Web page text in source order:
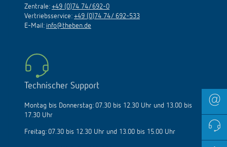
Zentrale: +49 (0)74 74/692-0
Vertriebsservice: +49 (0)74 74/ 692-533
E-Mail: info@theben.de
Technischer Support
Montag bis Donnerstag: 07.30 bis 12.30 Uhr und 13.00 bis
17.30 Uhr
Freitag: 07.30 bis 12.30 Uhr und 13.00 bis 15.00 Uhr